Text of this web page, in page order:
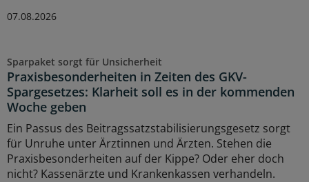
07.08.2026
Sparpaket sorgt für Unsicherheit
Praxisbesonderheiten in Zeiten des GKV-
Spargesetzes: Klarheit soll es in der kommenden
Woche geben
Ein Passus des Beitragssatzstabilisierungsgesetz sorgt
für Unruhe unter Ärztinnen und Ärzten. Stehen die
Praxisbesonderheiten auf der Kippe? Oder eher doch
nicht? Kassenärzte und Krankenkassen verhandeln.